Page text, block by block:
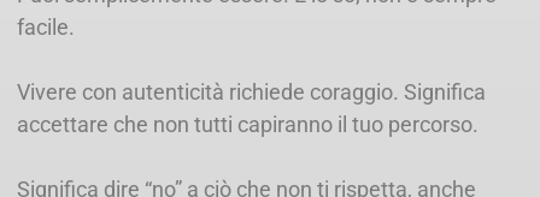
facile.
Vivere con autenticità richiede coraggio. Significa
accettare che non tutti capiranno il tuo percorso.
Significa dire “no” a ciò che non ti rispetta, anche